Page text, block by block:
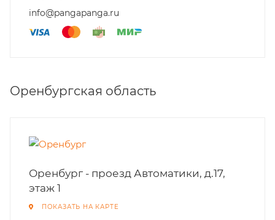
info@pangapanga.ru
Оренбургская область
Оренбург - проезд Автоматики, д.17,
этаж 1
ПОКАЗАТЬ НА КАРТЕ